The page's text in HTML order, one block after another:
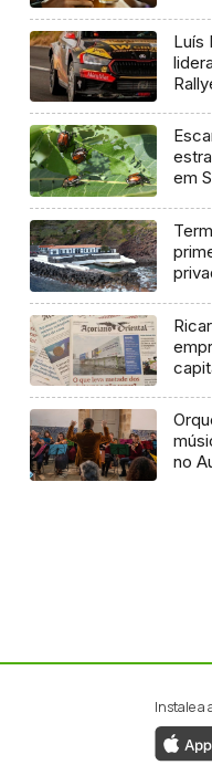
Luís
em
no
Instale a